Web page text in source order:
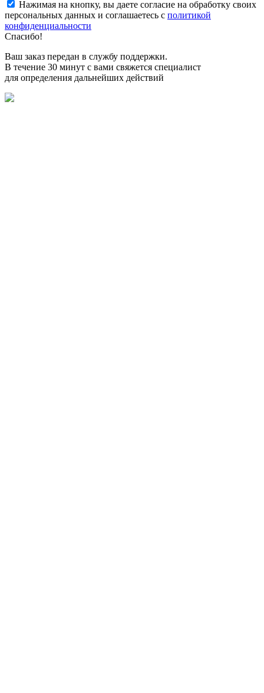
Нажимая на кнопку, вы даете согласие на обработку своих
персональных данных и соглашаетесь с политикой
конфиденциальности
Спасибо!
Ваш заказ передан в службу поддержки.
В течение 30 минут с вами свяжется специалист
для определения дальнейших действий